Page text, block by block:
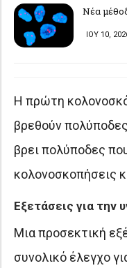
Νέα
ΙΟΥ 10,
Η πρώτη
βρεθούν
βρει πολύποδες
κολονοσκοπήσεις
Εξετάσεις για την
Μια προσεκτική
συνολικό έλεγχο